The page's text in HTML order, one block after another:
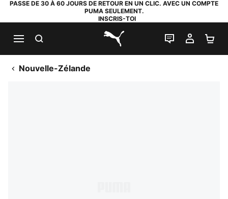
PASSE DE 30 À 60 JOURS DE RETOUR EN UN CLIC. AVEC UN COMPTE
PUMA SEULEMENT.
INSCRIS-TOI
PUMA.com
LIVE CHAT
MON
Nouvelle-Zélande